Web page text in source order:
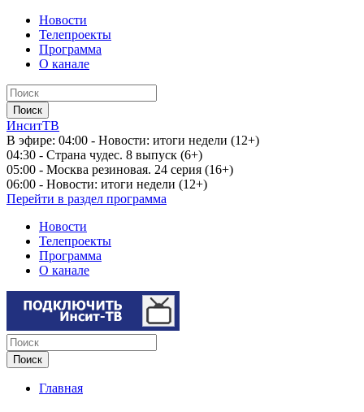
Новости
Телепроекты
Программа
О канале
ИнситТВ
В эфире: 04:00 - Новости: итоги недели (12+)
04:30 - Страна чудес. 8 выпуск (6+)
05:00 - Москва резиновая. 24 серия (16+)
06:00 - Новости: итоги недели (12+)
Перейти в раздел программа
Новости
Телепроекты
Программа
О канале
Главная